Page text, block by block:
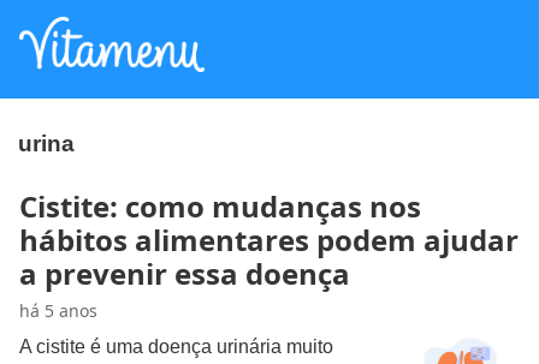
urina
Cistite: como mudanças nos
hábitos alimentares podem ajudar
a prevenir essa doença
há 5 anos
A cistite é uma doença urinária muito